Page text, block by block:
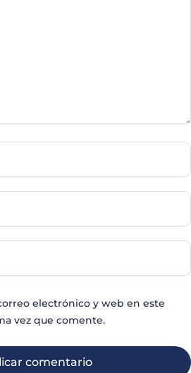
electrónico y web en este
vez que comente.